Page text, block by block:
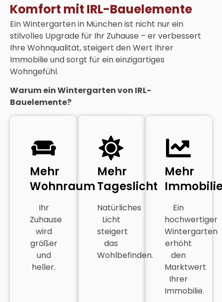
Komfort mit IRL-Bauelemente
Ein Wintergarten in München ist nicht nur ein
stilvolles Upgrade für Ihr Zuhause – er verbessert
Ihre Wohnqualität, steigert den Wert Ihrer
Immobilie und sorgt für ein einzigartiges
Wohngefühl.
Warum ein Wintergarten von IRL-
Bauelemente?
Mehr
Wohnraum
Ihr
Zuhause
wird
größer
und
heller.
Mehr
Tageslicht
Natürliches
Licht
steigert
das
Wohlbefinden.
Mehr
Ein
hochwertiger
Wintergarten
erhöht
den
Marktwert
Ihrer
Immobilie.